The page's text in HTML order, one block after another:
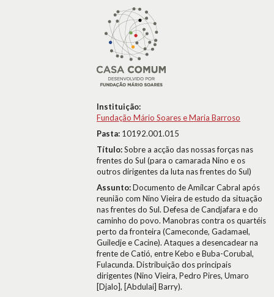
Instituição:
Fundação Mário Soares e Maria Barroso
Pasta: 10192.001.015
Título:Sobre a acção das nossas forças nas
frentes do Sul (para o camarada Nino e os
outros dirigentes da luta nas frentes do Sul)
Assunto:Documento de Amílcar Cabral após
reunião com Nino Vieira de estudo da situação
nas frentes do Sul. Defesa de Candjafara e do
caminho do povo. Manobras contra os quartéis
perto da fronteira (Cameconde, Gadamael,
Guiledje e Cacine). Ataques a desencadear na
frente de Catió, entre Kebo e Buba-Corubal,
Fulacunda. Distribuição dos principais
dirigentes (Nino Vieira, Pedro Pires, Umaro
[Djalo], [Abdulai] Barry).